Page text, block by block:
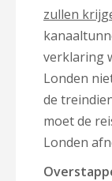
zullen
verklaring
Londen
de
moet de
Londen